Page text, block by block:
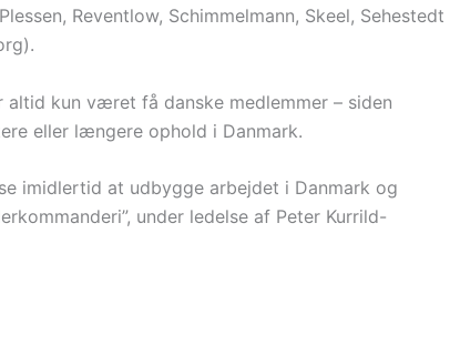
Reventlow, Schimmelmann, Skeel, Sehestedt
kun været få danske medlemmer – siden
eller længere ophold i Danmark.
imidlertid at udbygge arbejdet i Danmark og
under ledelse af Peter Kurrild-